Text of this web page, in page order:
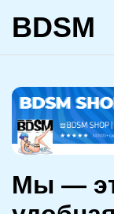
BDSM
Мы —